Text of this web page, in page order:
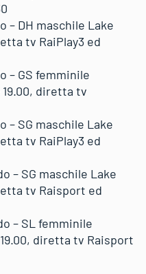
– DH maschile Lake
tv RaiPlay3 ed
– GS femminile
19.00, diretta tv
– SG maschile Lake
tv RaiPlay3 ed
– SG maschile Lake
tv Raisport ed
– SL femminile
diretta tv Raisport